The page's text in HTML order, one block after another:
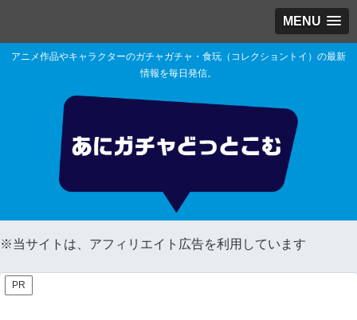
MENU
アニメ作品やキャラクターのガチャガチャ・食玩（コレクショントイ）の最新
情報を毎日発信。
※当サイトは、アフィリエイト広告を利用しています
PR